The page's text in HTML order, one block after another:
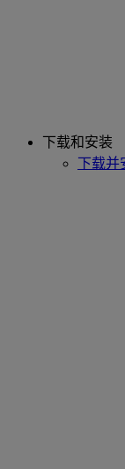
下载和安装
下载并